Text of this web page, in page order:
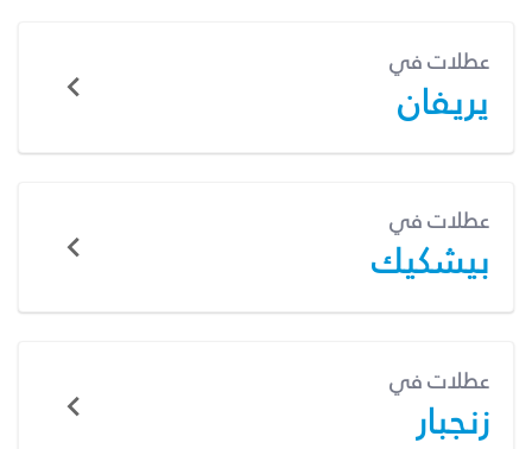
عطلات في
يريفان
عطلات في
بيشكيك
عطلات في
زنجبار